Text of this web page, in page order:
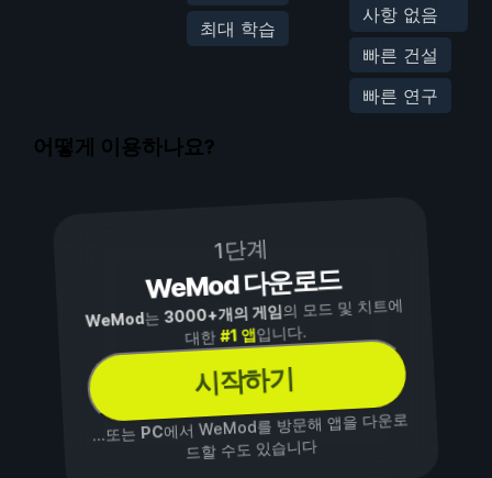
최대 학습
사항 없음
빠른 건설
빠른 연구
어떻게 이용하나요?
1단계
WeMod 다운로드
WeMod는3000+개의 게임의 모드 및 치트에
대한#1 앱입니다.
시작하기
...또는PC에서 WeMod를 방문해 앱을 다운로
드할 수도 있습니다